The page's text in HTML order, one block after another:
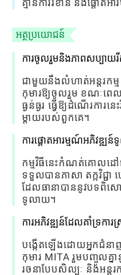
គ្មាន​ការ​រំខាន និង​ផ្តោត​អ
អត្ថប្រយោជន៍
ការចូលរួមនិងភាពសប្បាយរី
ជាមួយនឹងលំហាត់អន្តរកម្ម
កុមារឱ្យចូលរួម ខណៈព
ធ្ងន់ធ្ងរ ធ្វើឱ្យដំណើរការ
ម្តាយរបស់ពួកគេ។
ការផ្តោតអារម្មណ៍អភិវឌ្ឍ
កម្មវិធីនេះកំណត់គោលដៅជ
ទទួលបានភាសា តក្កវិជ្ជ
ដែលធានាបាននូវបទពិ
ទូលាយ។
ការអភិវឌ្ឍន៍ដែលគាំទ្រការស្
បង្កើតឡើងដោយអ្នកជំនា
កុមារ MITA រួមបញ្ចូលគ្ន
រចនាបែបសិល្បៈ និងអន្តរ